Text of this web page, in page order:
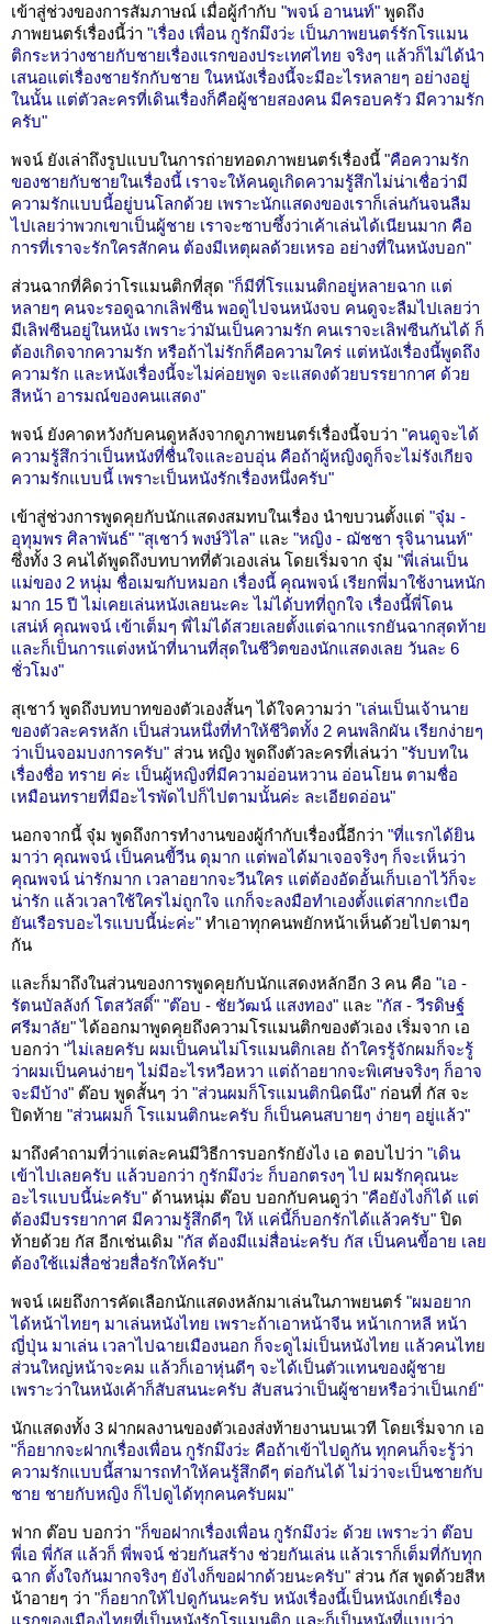
เข้าสู่ช่วงของการสัมภาษณ์ เมื่อผู้กำกับ "พจน์ อานนท์" พูดถึง
ภาพยนตร์เรื่องนี้ว่า "เรื่อง เพื่อน กูรักมึงว่ะ เป็นภาพยนตร์รักโรแมน
ติกระหว่างชายกับชายเรื่องแรกของประเทศไทย จริงๆ แล้วก็ไม่ได้นำ
เสนอแต่เรื่องชายรักกับชาย ในหนังเรื่องนี้จะมีอะไรหลายๆ อย่างอยู่
ในนั้น แต่ตัวละครที่เดินเรื่องก็คือผู้ชายสองคน มีครอบครัว มีความรัก
ครับ"
พจน์ ยังเล่าถึงรูปแบบในการถ่ายทอดภาพยนตร์เรื่องนี้ "คือความรัก
ของชายกับชายในเรื่องนี้ เราจะให้คนดูเกิดความรู้สึกไม่น่าเชื่อว่ามี
ความรักแบบนี้อยู่บนโลกด้วย เพราะนักแสดงของเราก็เล่นกันจนลืม
ไปเลยว่าพวกเขาเป็นผู้ชาย เราจะซาบซึ้งว่าเค้าเล่นได้เนียนมาก คือ
การที่เราจะรักใครสักคน ต้องมีเหตุผลด้วยเหรอ อย่างที่ในหนังบอก"
ส่วนฉากที่คิดว่าโรแมนติกที่สุด "ก็มีที่โรแมนติกอยู่หลายฉาก แต่
หลายๆ คนจะรอดูฉากเลิฟซีน พอดูไปจนหนังจบ คนดูจะลืมไปเลยว่า
มีเลิฟซีนอยู่ในหนัง เพราะว่ามันเป็นความรัก คนเราจะเลิฟซีนกันได้ ก็
ต้องเกิดจากความรัก หรือถ้าไม่รักก็คือความใคร่ แต่หนังเรื่องนี้พูดถึง
ความรัก และหนังเรื่องนี้จะไม่ค่อยพูด จะแสดงด้วยบรรยากาศ ด้วย
สีหน้า อารมณ์ของคนแสดง"
พจน์ ยังคาดหวังกับคนดูหลังจากดูภาพยนตร์เรื่องนี้จบว่า "คนดูจะได้
ความรู้สึกว่าเป็นหนังที่ชื่นใจและอบอุ่น คือถ้าผู้หญิงดูก็จะไม่รังเกียจ
ความรักแบบนี้ เพราะเป็นหนังรักเรื่องหนึ่งครับ"
เข้าสู่ช่วงการพูดคุยกับนักแสดงสมทบในเรื่อง นำขบวนตั้งแต่ "จุ๋ม -
อุทุมพร ศิลาพันธ์" "สุเชาว์ พงษ์วิไล" และ "หญิง - ฌัชชา รุจินานนท์"
ซึ่งทั้ง 3 คนได้พูดถึงบทบาทที่ตัวเองเล่น โดยเริ่มจาก จุ๋ม "พี่เล่นเป็น
แม่ของ 2 หนุ่ม ชื่อเมฆกับหมอก เรื่องนี้ คุณพจน์ เรียกพี่มาใช้งานหนัก
มาก 15 ปี ไม่เคยเล่นหนังเลยนะคะ ไม่ได้บทที่ถูกใจ เรื่องนี้พี่โดน
เสน่ห์ คุณพจน์ เข้าเต็มๆ พี่ไม่ได้สวยเลยตั้งแต่ฉากแรกยันฉากสุดท้าย
และก็เป็นการแต่งหน้าที่นานที่สุดในชีวิตของนักแสดงเลย วันละ 6
ชั่วโมง"
สุเชาว์ พูดถึงบทบาทของตัวเองสั้นๆ ได้ใจความว่า "เล่นเป็นเจ้านาย
ของตัวละครหลัก เป็นส่วนหนึ่งที่ทำให้ชีวิตทั้ง 2 คนพลิกผัน เรียกง่ายๆ
ว่าเป็นจอมบงการครับ" ส่วน หญิง พูดถึงตัวละครที่เล่นว่า "รับบทใน
เรื่องชื่อ ทราย ค่ะ เป็นผู้หญิงที่มีความอ่อนหวาน อ่อนโยน ตามชื่อ
เหมือนทรายที่มีอะไรพัดไปก็ไปตามนั้นค่ะ ละเอียดอ่อน"
นอกจากนี้ จุ๋ม พูดถึงการทำงานของผู้กำกับเรื่องนี้อีกว่า "ที่แรกได้ยิน
มาว่า คุณพจน์ เป็นคนขี้วีน ดุมาก แต่พอได้มาเจอจริงๆ ก็จะเห็นว่า
คุณพจน์ น่ารักมาก เวลาอยากจะวีนใคร แต่ต้องอัดอั้นเก็บเอาไว้ก็จะ
น่ารัก แล้วเวลาใช้ใครไม่ถูกใจ แกก็จะลงมือทำเองตั้งแต่สากกะเบือ
ยันเรือรบอะไรแบบนี้น่ะค่ะ" ทำเอาทุกคนพยักหน้าเห็นด้วยไปตามๆ
กัน
และก็มาถึงในส่วนของการพูดคุยกับนักแสดงหลักอีก 3 คน คือ "เอ -
รัตนบัลลังก์ โตสวัสดิ์" "ต๊อบ - ชัยวัฒน์ แสงทอง" และ "กัส - วีรดิษฐ์
ศรีมาลัย"ได้ออกมาพูดคุยถึงความโรแมนติกของตัวเอง เริ่มจาก เอ
บอกว่า "ไม่เลยครับ ผมเป็นคนไม่โรแมนติกเลย ถ้าใครรู้จักผมก็จะรู้
ว่าผมเป็นคนง่ายๆ ไม่มีอะไรหวือหวา แต่ถ้าอยากจะพิเศษจริงๆ ก็อาจ
จะมีบ้าง" ต๊อบ พูดสั้นๆ ว่า "ส่วนผมก็โรแมนติกนิดนึง" ก่อนที่ กัส จะ
ปิดท้าย "ส่วนผมก็ โรแมนติกนะครับ ก็เป็นคนสบายๆ ง่ายๆ อยู่แล้ว"
มาถึงคำถามที่ว่าแต่ละคนมีวิธีการบอกรักยังไง เอ ตอบไปว่า "เดิน
เข้าไปเลยครับ แล้วบอกว่า กูรักมึงว่ะ ก็บอกตรงๆ ไป ผมรักคุณนะ
อะไรแบบนี้น่ะครับ" ด้านหนุ่ม ต๊อบ บอกกับคนดูว่า "คือยังไงก็ได้ แต่
ต้องมีบรรยากาศ มีความรู้สึกดีๆ ให้ แค่นี้ก็บอกรักได้แล้วครับ" ปิด
ท้ายด้วย กัส อีกเช่นเดิม "กัส ต้องมีแม่สื่อน่ะครับ กัส เป็นคนขี้อาย เลย
ต้องใช้แม่สื่อช่วยสื่อรักให้ครับ"
พจน์ เผยถึงการคัดเลือกนักแสดงหลักมาเล่นในภาพยนตร์ "ผมอยาก
ได้หน้าไทยๆ มาเล่นหนังไทย เพราะถ้าเอาหน้าจีน หน้าเกาหลี หน้า
ญี่ปุ่น มาเล่น เวลาไปฉายเมืองนอก ก็จะดูไม่เป็นหนังไทย แล้วคนไทย
ส่วนใหญ่หน้าจะคม แล้วก็เอาหุ่นดีๆ จะได้เป็นตัวแทนของผู้ชาย
เพราะว่าในหนังเค้าก็สับสนนะครับ สับสนว่าเป็นผู้ชายหรือว่าเป็นเกย์"
นักแสดงทั้ง 3 ฝากผลงานของตัวเองส่งท้ายงานบนเวที โดยเริ่มจาก เอ
"ก็อยากจะฝากเรื่องเพื่อน กูรักมึงว่ะ คือถ้าเข้าไปดูกัน ทุกคนก็จะรู้ว่า
ความรักแบบนี้สามารถทำให้คนรู้สึกดีๆ ต่อกันได้ ไม่ว่าจะเป็นชายกับ
ชาย ชายกับหญิง ก็ไปดูได้ทุกคนครับผม"
ฟาก ต๊อบ บอกว่า "ก็ขอฝากเรื่องเพื่อน กูรักมึงว่ะ ด้วย เพราะว่า ต๊อบ
พี่เอ พี่กัส แล้วก็ พี่พจน์ ช่วยกันสร้าง ช่วยกันเล่น แล้วเราก็เต็มที่กับทุก
ฉาก ตั้งใจกันมากจริงๆ ยังไงก็ขอฝากด้วยนะครับ" ส่วน กัส พูดด้วยสีห
น้าอายๆ ว่า "ก็อยากให้ไปดูกันนะครับ หนังเรื่องนี้เป็นหนังเกย์เรื่อง
แรกของเมืองไทยที่เป็นหนังรักโรแมนติก และก็เป็นหนังที่แบบว่า